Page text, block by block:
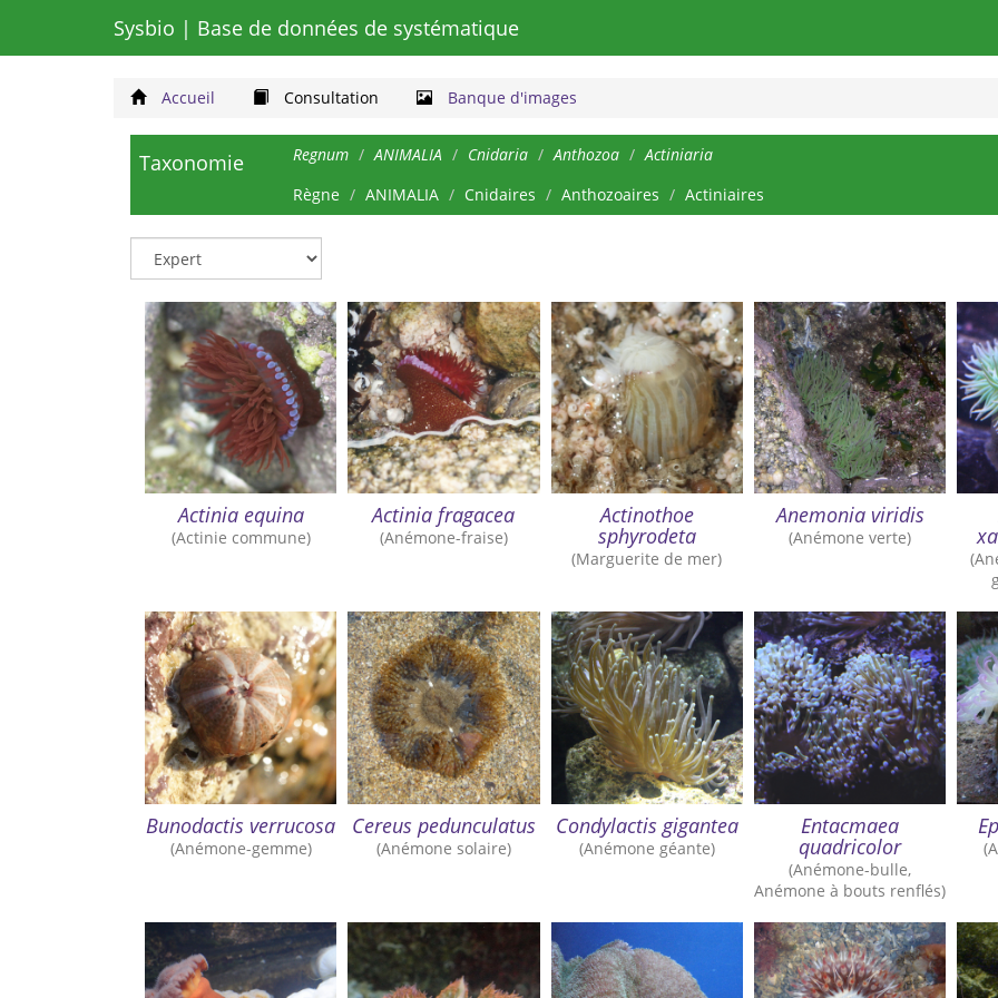
Sysbio | Base de données de systématique
Accueil Consultation Banque d'images
Taxonomie Regnum ANIMALIA Cnidaria Anthozoa
Actiniaria
Règne
ANIMALIA Cnidaires Anthozoaires Actiniaires
Actinia equina
(Actinie commune)
Actinia fragacea
(Anémone-fraise)
Actinothoe
sphyrodeta
(Marguerite de mer)
Anemonia viridis
(Anémone verte)
Bunodactis verrucosa
(Anémone-gemme)
Cereus pedunculatus
(Anémone solaire)
Condylactis gigantea
(Anémone géante)
Entacmaea
quadricolor
(Anémone-bulle,
Anémone à bouts renflés)